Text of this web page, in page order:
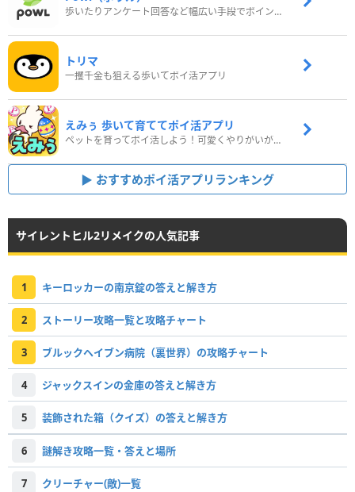
歩いたりアンケート回答など幅広い手段でポイントをゲット
トリマ
一攫千金も狙える歩いてポイ活アプリ
えみぅ 歩いて育ててポイ活アプリ
ペットを育ってポイ活しよう！可愛くやりがいがある新感覚アプリ
おすすめポイ活アプリランキング
サイレントヒル2リメイクの人気記事
1 キーロッカーの南京錠の答えと解き方
2 ストーリー攻略一覧と攻略チャート
3 ブルックヘイブン病院（裏世界）の攻略チャート
4 ジャックスインの金庫の答えと解き方
5 装飾された箱（クイズ）の答えと解き方
6 謎解き攻略一覧・答えと場所
7 クリーチャー(敵)一覧